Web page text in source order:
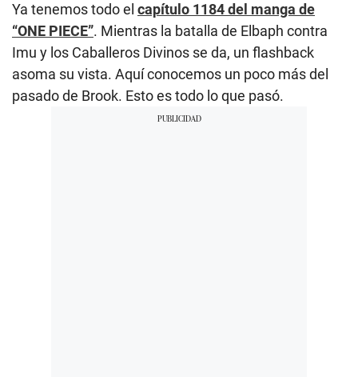
Ya tenemos todo el capítulo 1184 del manga de
“ONE PIECE”. Mientras la batalla de Elbaph contra
Imu y los Caballeros Divinos se da, un flashback
asoma su vista. Aquí conocemos un poco más del
pasado de Brook. Esto es todo lo que pasó.